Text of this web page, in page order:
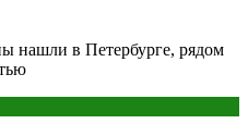
нашли в Петербурге, рядом